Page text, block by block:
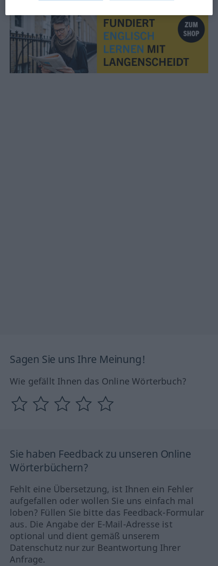
Sagen Sie uns Ihre Meinung!
Wie gefällt Ihnen das Online Wörterbuch?
Sie haben Feedback zu unseren Online
Wörterbüchern?
Fehlt eine Übersetzung, ist Ihnen ein Fehler
aufgefallen oder wollen Sie uns einfach mal
loben? Füllen Sie bitte das Feedback-Formular
aus. Die Angabe der E-Mail-Adresse ist
optional und dient gemäß unserem
Datenschutz nur zur Beantwortung Ihrer
Anfrage.